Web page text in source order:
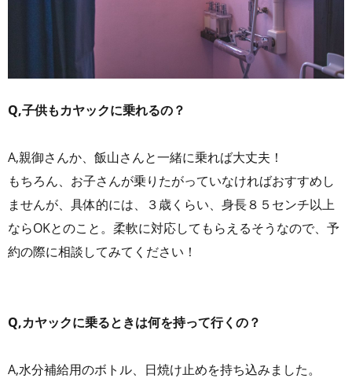
Q,子供もカヤックに乗れるの？
A,親御さんか、飯山さんと一緒に乗れば大丈夫！
もちろん、お子さんが乗りたがっていなければおすすめし
ませんが、具体的には、３歳くらい、身長８５センチ以上
ならOKとのこと。柔軟に対応してもらえるそうなので、予
約の際に相談してみてください！
Q,カヤックに乗るときは何を持って行くの？
A,水分補給用のボトル、日焼け止めを持ち込みました。